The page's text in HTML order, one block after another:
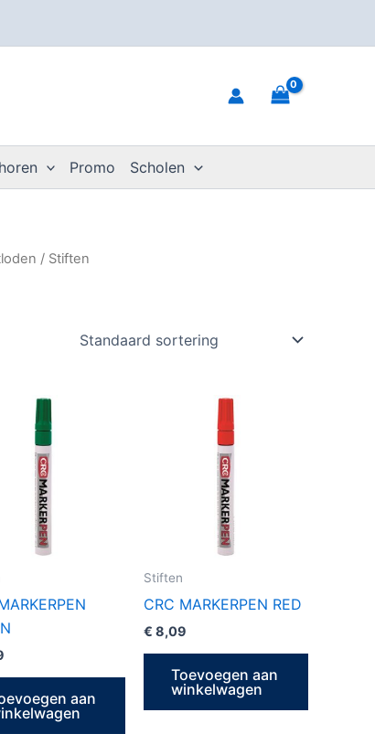
Promo Scholen
/ Stiften
aan
Stiften
CRC MARKERPEN RED
€ 8,09
Toevoegen aan
winkelwagen